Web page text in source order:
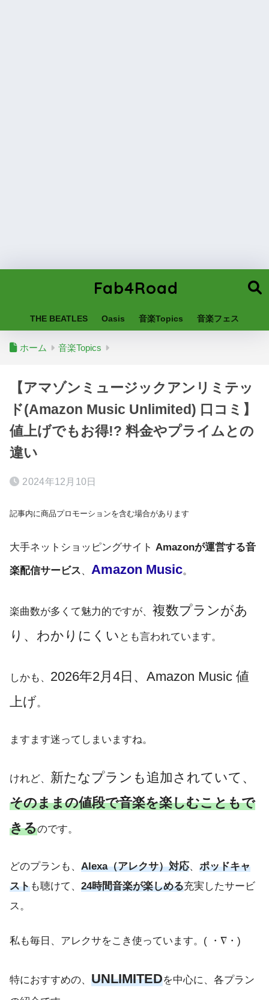
Fab4Road
THE BEATLES Oasis 音楽Topics 音楽フェス
ホーム 音楽Topics
【アマゾンミュージックアンリミテッ
ド(Amazon Music Unlimited) 口コミ】
値上げでもお得!? 料金やプライムとの
違い
2024年12月10日
記事内に商品プロモーションを含む場合があります
大手ネットショッピングサイト Amazonが運営する音
楽配信サービス、 Amazon Music。
楽曲数が多くて魅力的ですが、 複数プランがあ
り、わかりにくい とも言われています。
しかも、 2026年2月4日、Amazon Music 値
上げ。
ますます迷ってしまいますね。
けれど、 新たなプランも追加されていて、
そのままの値段で音楽を楽しむこともで
きるのです。
どのプランも、 Alexa（アレクサ）対応、 ポッドキャ
ストも聴けて、 24時間音楽が楽しめる充実したサービ
ス。
私も毎日、アレクサをこき使っています。( ・∇・)
特におすすめの、 UNLIMITEDを中心に、各プラン